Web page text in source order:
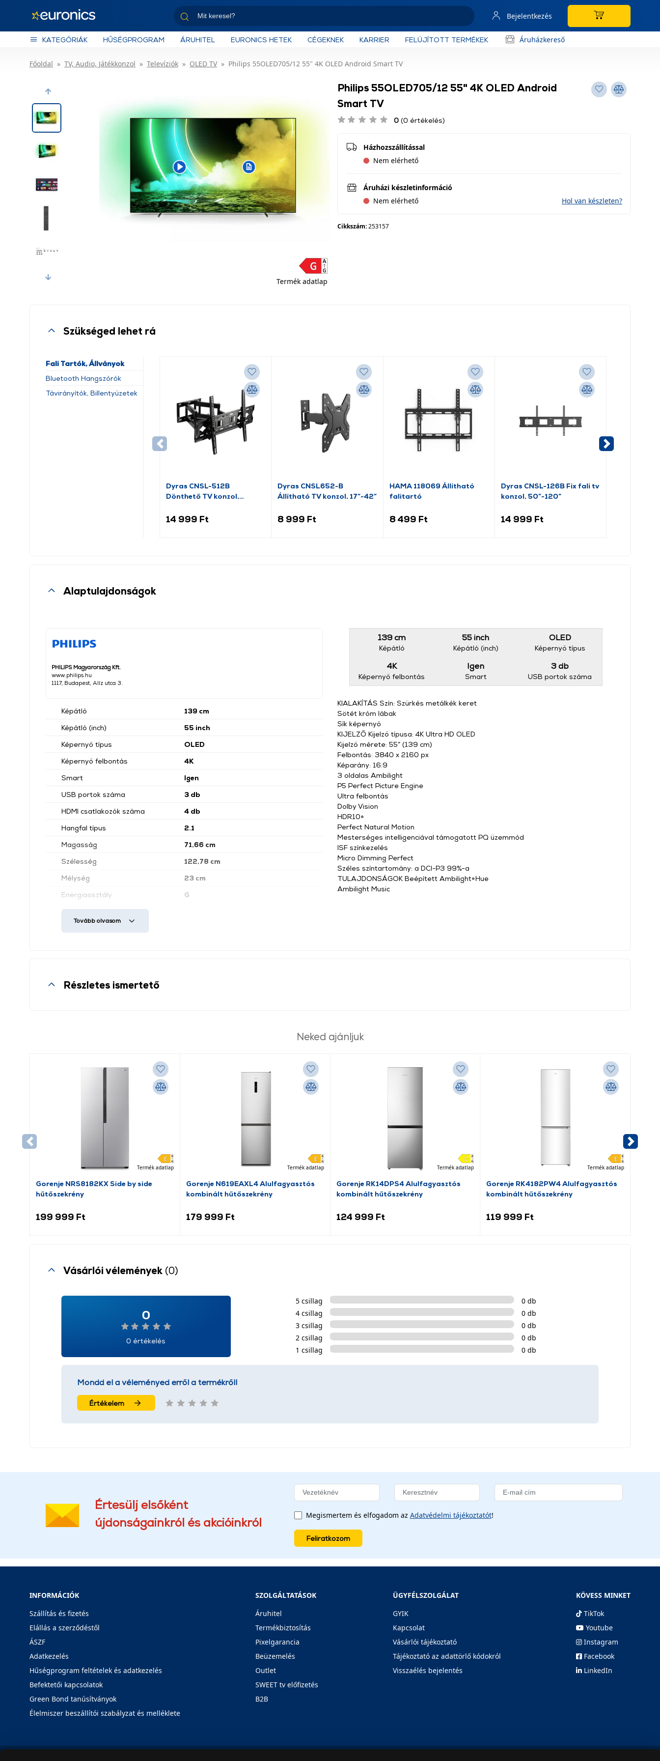
Bejelentkezés
KATEGÓRIÁK HŰSÉGPROGRAM ÁRUHITEL EURONICS HETEK CÉGEKNEK KARRIER FELÚJÍTOTT TERMÉKEK Áruházkereső
Főoldal TV, Audio, Játékkonzol Televíziók OLED TV Philips 55OLED705/12 55" 4K OLED Android Smart TV
Previous
Next Termék adatlap
Philips 55OLED705/12 55" 4K OLED Android
Smart TV
0 (0 értékelés)
Házhozszállítással
Nem elérhető
Áruházi készletinformáció
Nem elérhető
Hol van készleten?
Cikkszám:253157
Szükséged lehet rá
Fali Tartók, Állványok
Bluetooth Hangszórók
Távirányítók, Billentyűzetek
Dyras CNSL-512B
Dönthető TV konzol,
14 999 Ft
Dyras CNSL652-B
Állítható TV konzol, 17”-42”
8 999 Ft
HAMA 118069 Állítható
falitartó
8 499 Ft
Dyras CNSL-126B Fix fali tv
konzol, 50”-120”
14 999 Ft
Alaptulajdonságok
PHILIPS Magyarország Kft.
www.philips.hu
1117, Budapest, Alíz utca 3.
Képátló
139 cm
Képátló (inch)
55 inch
Képernyő típus
OLED
Képernyő felbontás
4K
Smart
Igen
USB portok száma
3 db
HDMI csatlakozók száma
4 db
Hangfal típus
2.1
Magasság
71,66 cm
Szélesség
122,78 cm
Mélység
23 cm
Energiaosztály
G
Nettó súly
Tovább olvasom
139 cm
Képátló
55 inch
Képátló (inch)
OLED
Képernyő típus
4K
Képernyő felbontás
Igen
Smart
3 db
USB portok száma
KIALAKÍTÁS Szín: Szürkés metálkék keret
Sötét króm lábak
Sík képernyő
KIJELZŐ Kijelző típusa: 4K Ultra HD OLED
Kijelző mérete: 55” (139 cm)
Felbontás: 3840 x 2160 px
Képarány: 16:9
3 oldalas Ambilight
P5 Perfect Picture Engine
Ultra felbontás
Dolby Vision
HDR10+
Perfect Natural Motion
Mesterséges intelligenciával támogatott PQ üzemmód
ISF színkezelés
Micro Dimming Perfect
Széles színtartomány: a DCI-P3 99%-a
TULAJDONSÁGOK Beépített Ambilight+Hue
Ambilight Music
Részletes ismertető
Neked ajánljuk
Termék adatlap
Gorenje NRS8182KX Side by side
hűtőszekrény
199 999 Ft
Termék adatlap
Gorenje N619EAXL4 Alulfagyasztós
kombinált hűtőszekrény
179 999 Ft
Termék adatlap
Gorenje RK14DPS4 Alulfagyasztós
kombinált hűtőszekrény
124 999 Ft
Termék adatlap
Gorenje RK4182PW4 Alulfagyasztós
kombinált hűtőszekrény
119 999 Ft
Vásárlói vélemények (0)
0
0 értékelés
5 csillag
0 db
4 csillag
0 db
3 csillag
0 db
2 csillag
0 db
1 csillag
0 db
Mondd el a véleményed erről a termékről!
Értékelem
Értesülj elsőként
újdonságainkról és akcióinkról
Megismertem és elfogadom az Adatvédelmi tájékoztatót!
Feliratkozom
INFORMÁCIÓK
Szállítás és fizetés
Elállás a szerződéstől
ÁSZF
Adatkezelés
Hűségprogram feltételek és adatkezelés
Befektetői kapcsolatok
Green Bond tanúsítványok
Élelmiszer beszállítói szabályzat és melléklete
SZOLGÁLTATÁSOK
Áruhitel
Termékbiztosítás
Pixelgarancia
Beüzemelés
Outlet
SWEET tv előfizetés
B2B
ÜGYFÉLSZOLGÁLAT
GYIK
Kapcsolat
Vásárlói tájékoztató
Tájékoztató az adattörlő kódokról
Visszaélés bejelentés
KÖVESS MINKET
TikTok
Youtube
Instagram
Facebook
LinkedIn